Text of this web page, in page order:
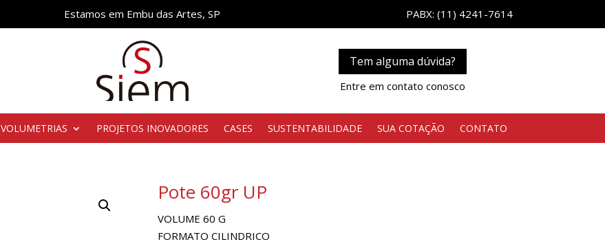
Estamos em Embu das Artes, SP PABX: (11) 4241-7614
Tem alguma dúvida?
Entre em contato conosco
VOLUMETRIAS PROJETOS INOVADORES CASES SUSTENTABILIDADE SUA COTAÇÃO CONTATO
Pote 60gr UP
VOLUME 60 G
FORMATO CILINDRICO